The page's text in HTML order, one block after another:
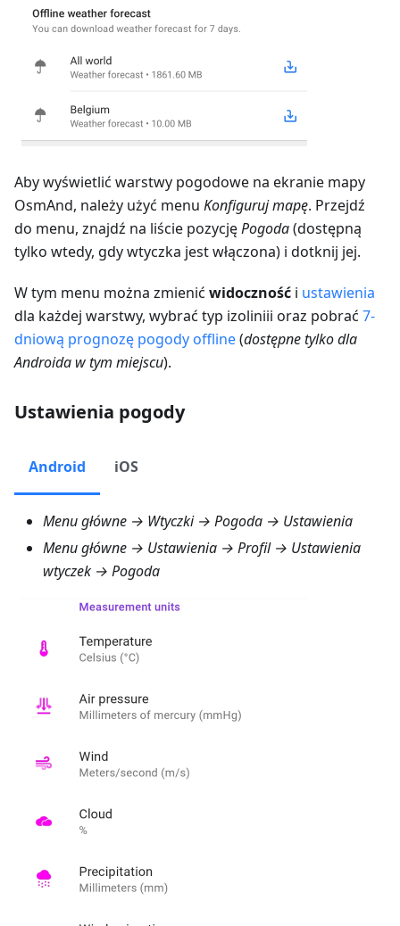
Aby wyświetlić warstwy pogodowe na ekranie mapy
OsmAnd, należy użyć menu Konfiguruj mapę. Przejdź
do menu, znajdź na liście pozycjęPogoda(dostępną
tylko wtedy, gdy wtyczka jest włączona) i dotknij jej.
W tym menu można zmienić widoczność i ustawienia
dla każdej warstwy, wybrać typ izoliniii oraz pobrać 7-
dniową prognozę pogody offline(dostępne tylko dla
Androida w tym miejscu).
Ustawienia pogody
Android iOS
Menu główne → Wtyczki → Pogoda → Ustawienia
Menu główne → Ustawienia → Profil → Ustawienia
wtyczek → Pogoda